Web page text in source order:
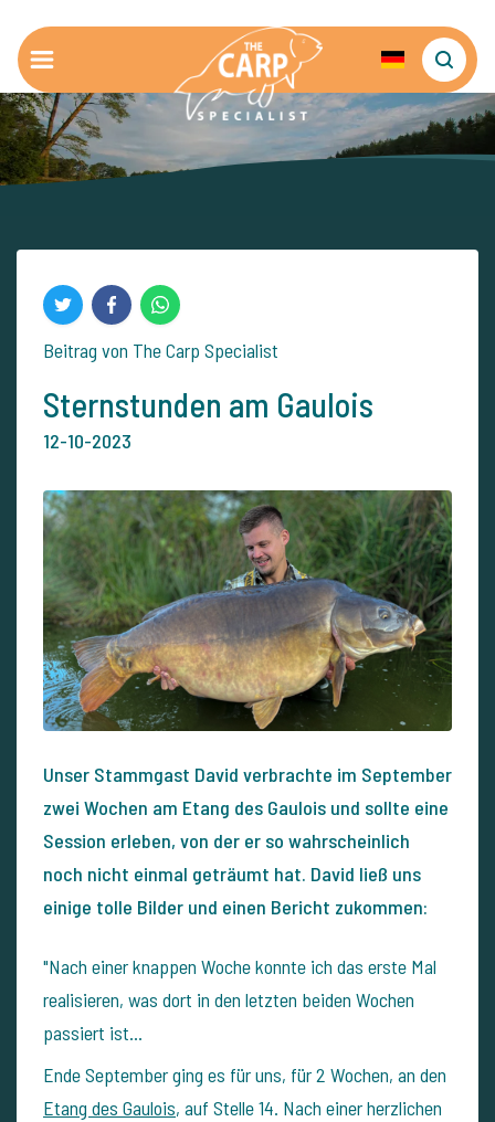
Beitrag von The Carp Specialist
Sternstunden am Gaulois
12-10-2023
Unser Stammgast David verbrachte im September
zwei Wochen am Etang des Gaulois und sollte eine
Session erleben, von der er so wahrscheinlich
noch nicht einmal geträumt hat. David ließ uns
einige tolle Bilder und einen Bericht zukommen:
"Nach einer knappen Woche konnte ich das erste Mal
realisieren, was dort in den letzten beiden Wochen
passiert ist...
Ende September ging es für uns, für 2 Wochen, an den
Etang des Gaulois, auf Stelle 14. Nach einer herzlichen